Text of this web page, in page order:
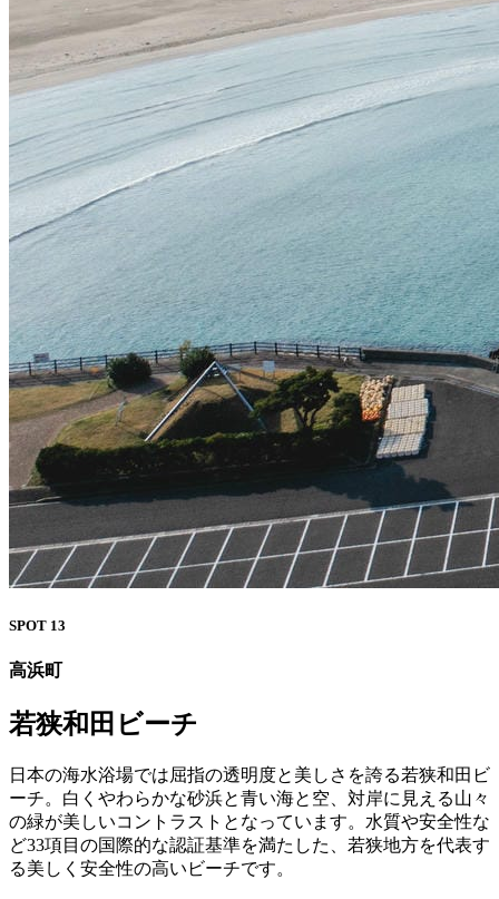
SPOT 13
高浜町
若狭和田ビーチ
日本の海水浴場では屈指の透明度と美しさを誇る若狭和田ビ
ーチ。白くやわらかな砂浜と青い海と空、対岸に見える山々
の緑が美しいコントラストとなっています。水質や安全性な
ど33項目の国際的な認証基準を満たした、若狭地方を代表す
る美しく安全性の高いビーチです。